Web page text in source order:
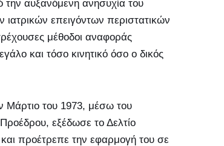
την αυξανόμενη ανησυχία του
ιατρικών επειγόντων περιστατικών
μέθοδοι αναφοράς
και τόσο κινητικό όσο ο δικός
Μάρτιο του 1973, μέσω του
εξέδωσε το Δελτίο
και προέτρεπε την εφαρμογή του σε